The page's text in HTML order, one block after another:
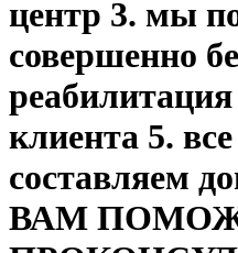
центр 3. мы
совершенно
реабилитация
клиента 5.
составляем
ВАМ